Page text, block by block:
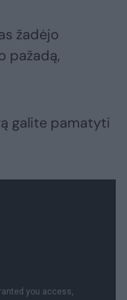
žadėjo
pažadą,
galite pamatyti